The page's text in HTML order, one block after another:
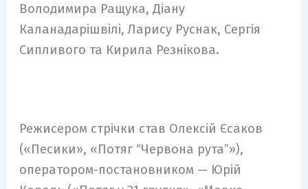
Володимира Ращука, Діану
Каланадарiшвiлi, Ларису Руснак, Сергія
Сипливого та Кирила Резнікова.
Режисером стрічки став Олексій Єсаков
(«Песики», «Потяг “Червона рута”»),
оператором-постановником — Юрій